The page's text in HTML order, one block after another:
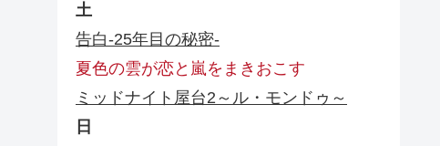
土
告白-25年目の秘密-
夏色の雲が恋と嵐をまきおこす
ミッドナイト屋台2～ル・モンドゥ～
日